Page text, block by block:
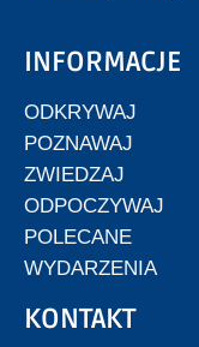
INFORMACJE
ODKRYWAJ
POZNAWAJ
ZWIEDZAJ
ODPOCZYWAJ
POLECANE
WYDARZENIA
KONTAKT